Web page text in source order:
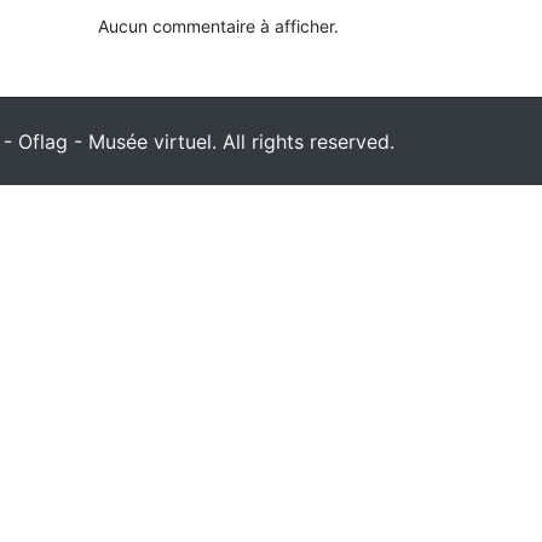
Aucun commentaire à afficher.
Oflag - Musée virtuel. All rights reserved.